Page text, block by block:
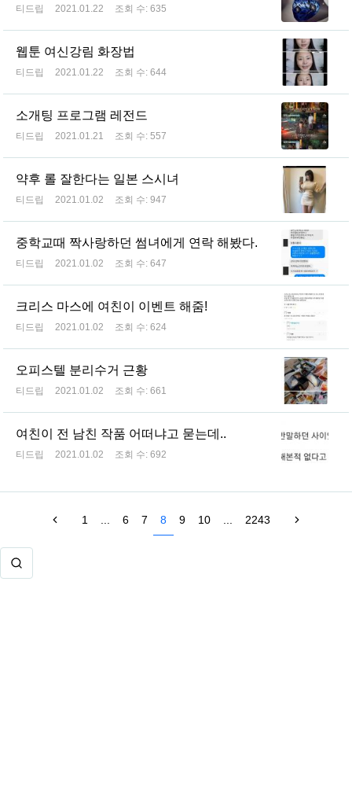
티드립 2021.01.22 조회 수: 635
웹툰 여신강림 화장법
티드립 2021.01.22 조회 수: 644
소개팅 프로그램 레전드
티드립 2021.01.21 조회 수: 557
약후 롤 잘한다는 일본 스시녀
티드립 2021.01.02 조회 수: 947
중학교때 짝사랑하던 썸녀에게 연락 해봤다.
티드립 2021.01.02 조회 수: 647
크리스 마스에 여친이 이벤트 해줌!
티드립 2021.01.02 조회 수: 624
오피스텔 분리수거 근황
티드립 2021.01.02 조회 수: 661
여친이 전 남친 작품 어떠냐고 묻는데..
티드립 2021.01.02 조회 수: 692
1 6 7 8 9 10 2243